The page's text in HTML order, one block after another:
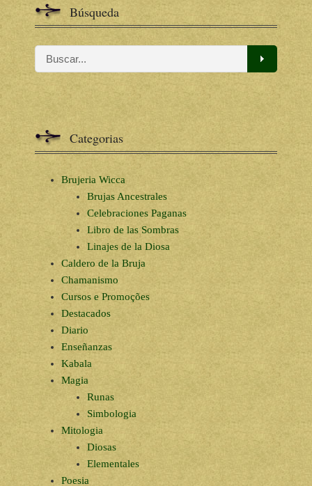
Búsqueda
Categorias
Brujeria Wicca
Brujas Ancestrales
Celebraciones Paganas
Libro de las Sombras
Linajes de la Diosa
Caldero de la Bruja
Chamanismo
Cursos e Promoções
Destacados
Diario
Enseñanzas
Kabala
Magia
Runas
Simbologia
Mitologia
Diosas
Elementales
Poesia